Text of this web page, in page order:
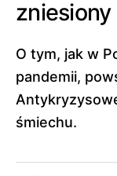
zniesiony
O tym, jak w
pandemii,
śmiechu.